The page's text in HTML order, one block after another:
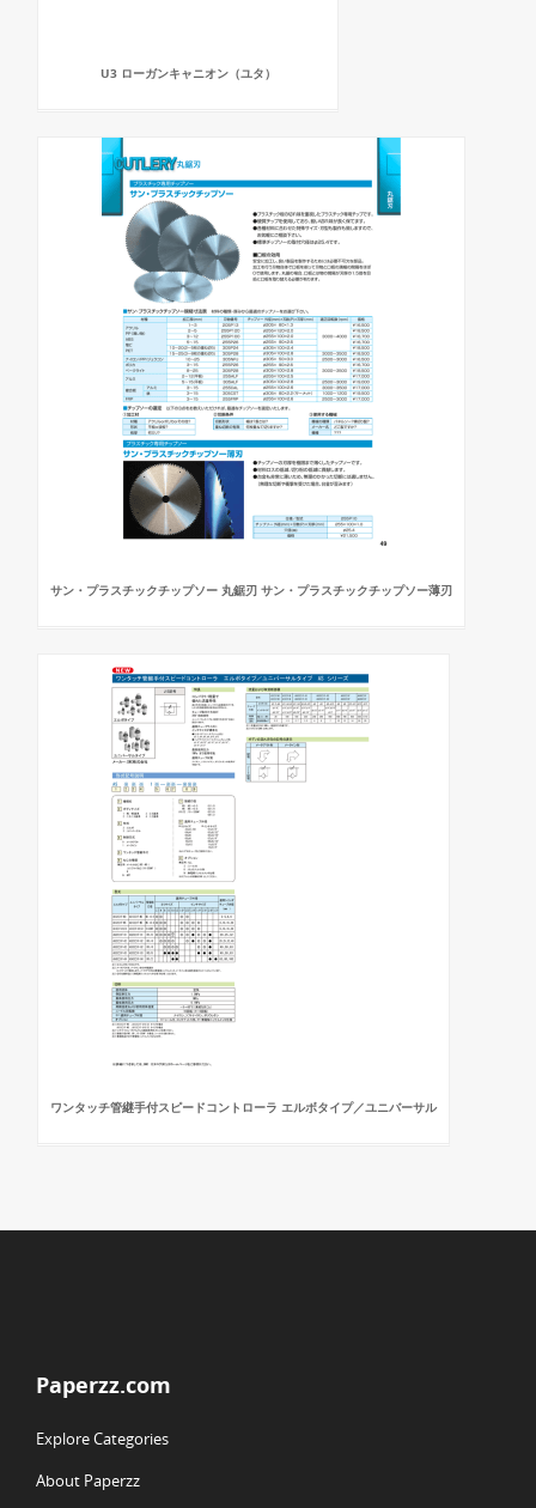
U3 ローガンキャニオン（ユタ）
サン・プラスチックチップソー 丸鋸刃 サン・プラスチックチップソー薄刃
ワンタッチ管継手付スピードコントローラ エルボタイプ／ユニバーサル
Paperzz.com
Explore Categories
About Paperzz